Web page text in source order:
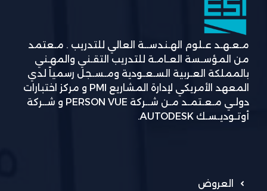
مـعـهـد عـلوم الهـندســة العالي للتدريب . مـعتمد
من المؤسـسة العـامـة للتدريب التقـني والمهـني
بالمملكة العـربية السـعـودية ومـسـجل رسمياً لدي
المعهد الأمريكي لإدارة المشاريع PMI و مركز اختبارات
دولـي مـعـتمـد مـن شــركة PERSON VUE و شــركة
أوتـوديـسـك AUTODESK.
العروض